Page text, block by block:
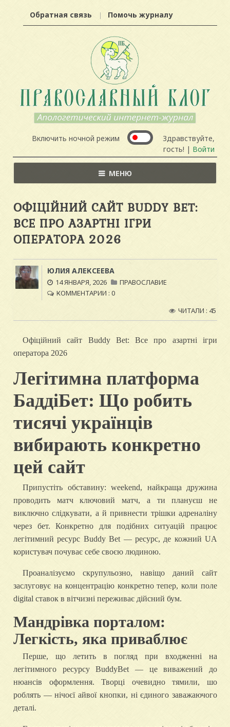
Обратная связь Помочь журналу
Включить ночной режим
Здравствуйте,
гость! | Войти
МЕНЮ
ОФІЦІЙНИЙ САЙТ BUDDY BET:
ВСЕ ПРО АЗАРТНІ ІГРИ
ОПЕРАТОРА 2026
ЮЛИЯ АЛЕКСЕЕВА
14 ЯНВАРЯ, 2026
ПРАВОСЛАВИЕ
КОММЕНТАРИИ : 0
ЧИТАЛИ : 45
Офіційний сайт Buddy Bet: Все про азартні ігри
оператора 2026
Легітимна платформа
БаддіБет: Що робить
тисячі українців
вибирають конкретно
цей сайт
Припустіть обставину: weekend, найкраща дружина
проводить матч ключовий матч, а ти плануєш не
виключно слідкувати, а й привнести трішки адреналіну
через бет. Конкретно для подібних ситуацій працює
легітимний ресурс Buddy Bet — ресурс, де кожний UA
користувач почуває себе своєю людиною.
Проаналізуємо скрупульозно, навіщо даний сайт
заслуговує на концентрацію конкретно тепер, коли поле
digital ставок в вітчизні переживає дійсний бум.
Мандрівка порталом:
Легкість, яка приваблює
Перше, що летить в погляд при входженні на
легітимного ресурсу BuddyBet — це виважений до
нюансів оформлення. Творці очевидно тямили, шо
роблять — нічоєї айвої кнопки, ні єдиного заважаючого
деталі.